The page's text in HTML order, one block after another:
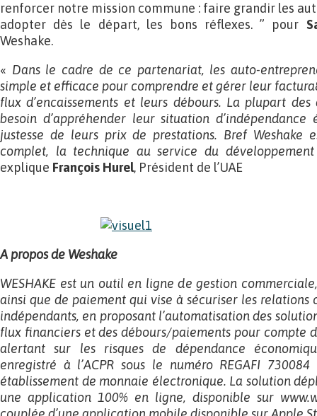
renforcer notre mission commune : faire grandir les
adopter dès le départ, les bons réflexes. ” pour
Weshake.
« Dans le cadre de ce partenariat, les auto-
simple et efficace pour comprendre et gérer leur
flux d’encaissements et leurs débours. La plupart
besoin d’appréhender leur situation
justesse de leurs prix de prestations. Bref
complet, la technique au service du
explique François Hurel, Président de l’UAE
A propos de Weshake
WESHAKE est un outil en ligne de gestion
ainsi que de paiement qui vise à sécuriser les relations
indépendants, en proposant l’automatisation des
flux financiers et des débours/paiements pour compte
alertant sur les risques de dépendance
enregistré à l’ACPR sous le numéro REGAFI 730084
établissement de monnaie électronique. La solution
une application 100% en ligne, disponible sur